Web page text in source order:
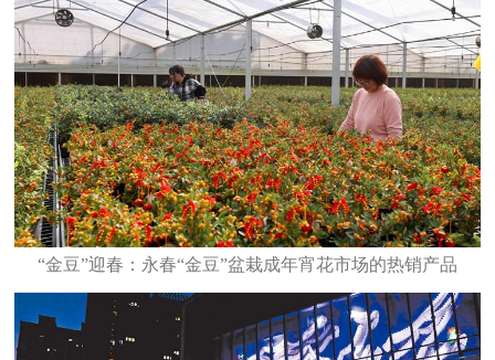
“金豆”迎春：永春“金豆”盆栽成年宵花市场的热销产品